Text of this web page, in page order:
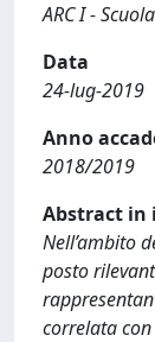
ARC I -
Data
24-lug-2019
Anno
2018/2019
Abstract in
Nell’ambito
posto
correlata